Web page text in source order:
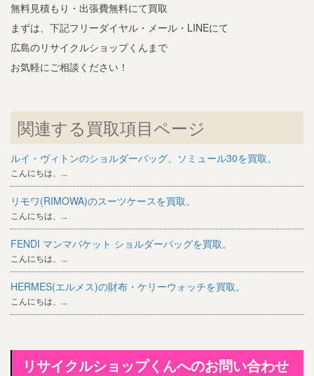
無料見積もり・出張費無料にて買取
まずは、下記フリーダイヤル・メール・LINEにて
広島のリサイクルショップくんまで
お気軽にご相談ください！
関連する買取項目ページ
ルイ・ヴィトンのショルダーバッグ、ソミュール30を買取。
こんにちは、...
リモワ(RIMOWA)のスーツケースを買取。
こんにちは、...
FENDI マンマバケット ショルダーバッグを買取。
こんにちは、...
HERMES(エルメス)の財布・ケリーウォッチを買取。
こんにちは、...
リサイクルショップくんへのお問い合わせ